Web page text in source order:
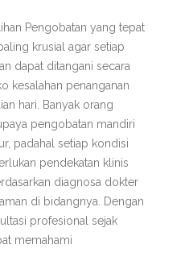
Pengobatan yang tepat
krusial agar setiap
dapat ditangani secara
kesalahan penanganan
hari. Banyak orang
pengobatan mandiri
padahal setiap kondisi
pendekatan klinis
diagnosa dokter
di bidangnya. Dengan
profesional sejak
memahami